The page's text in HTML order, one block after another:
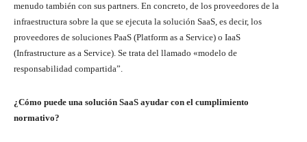
menudo también con sus partners. En concreto, de los proveedores de la
infraestructura sobre la que se ejecuta la solución SaaS, es decir, los
proveedores de soluciones PaaS (Platform as a Service) o IaaS
(Infrastructure as a Service). Se trata del llamado «modelo de
responsabilidad compartida”.
¿Cómo puede una solución SaaS ayudar con el cumplimiento
normativo?